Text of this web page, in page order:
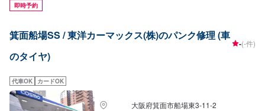
即時予約
箕面船場SS / 東洋カーマックス(株)のパンク修理 (車
のタイヤ)
-(-件)
代車OK カードOK
大阪府箕面市船場東3-11-2